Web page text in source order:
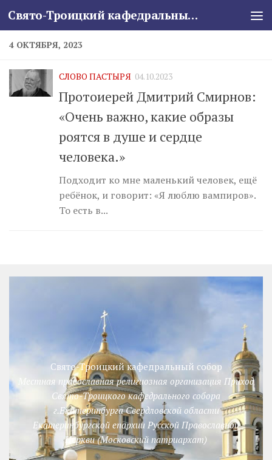
Skip to content Свято-Троицкий кафедральный собор
4 ОКТЯБРЯ, 2023
СЛОВО ПАСТЫРЯ 04.10.2023
Протоиерей Дмитрий Смирнов:
«Очень важно, какие образы
роятся в душе и сердце
человека.»
Подходит ко мне маленький человек, ещё
ребёнок, и говорит: «Я люблю вампиров».
То есть в...
Свято-Троицкий кафедральный собор
Местная православная религиозная организация Приход
Свято-Троицкого кафедрального собора
г.Екатеринбурга Свердловской области
Екатеринбургской епархии Русской Православной
Церкви (Московский патриархат)